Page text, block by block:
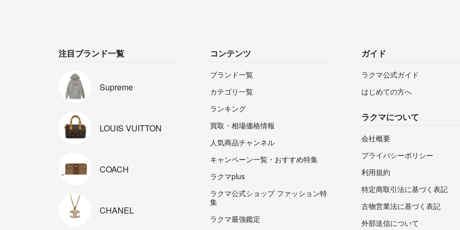
注目ブランド一覧
Supreme
LOUIS VUITTON
COACH
CHANEL
コンテンツ
ブランド一覧
カテゴリ一覧
ランキング
買取・相場価格情報
人気商品チャンネル
キャンペーン一覧・おすすめ特集
ラクマplus
ラクマ公式ショップ ファッション特
集
ラクマ最強鑑定
ガイド
ラクマ公式ガイド
はじめての方へ
ラクマについて
会社概要
プライバシーポリシー
利用規約
特定商取引法に基づく表記
古物営業法に基づく表記
外部送信について